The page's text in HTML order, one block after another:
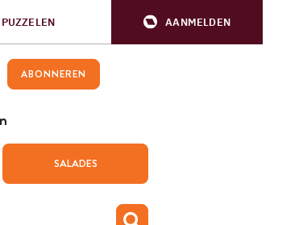
PUZZELEN AANMELDEN
ABONNEREN
SALADES